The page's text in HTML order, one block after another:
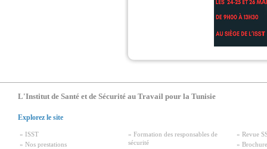
L'Institut de Santé et de Sécurité au Travail pour la Tunisie
Explorez le site
» ISST
» Nos prestations
» Formation des responsables de
sécurité
» Revue
»